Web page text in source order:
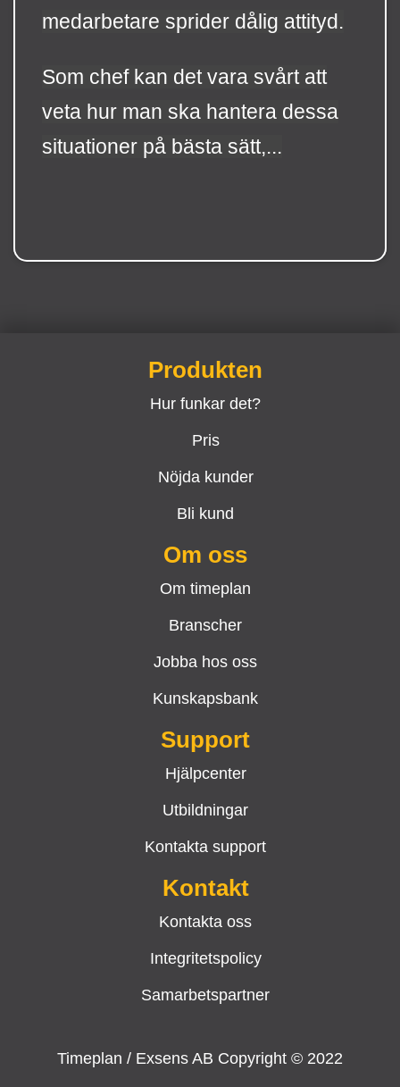
medarbetare sprider dålig attityd.
Som chef kan det vara svårt att
veta hur man ska hantera dessa
situationer på bästa sätt,...
Produkten
Hur funkar det?
Pris
Nöjda kunder
Bli kund
Om oss
Om timeplan
Branscher
Jobba hos oss
Kunskapsbank
Support
Hjälpcenter
Utbildningar
Kontakta support
Kontakt
Kontakta oss
Integritetspolicy
Samarbetspartner
Timeplan / Exsens AB Copyright © 2022